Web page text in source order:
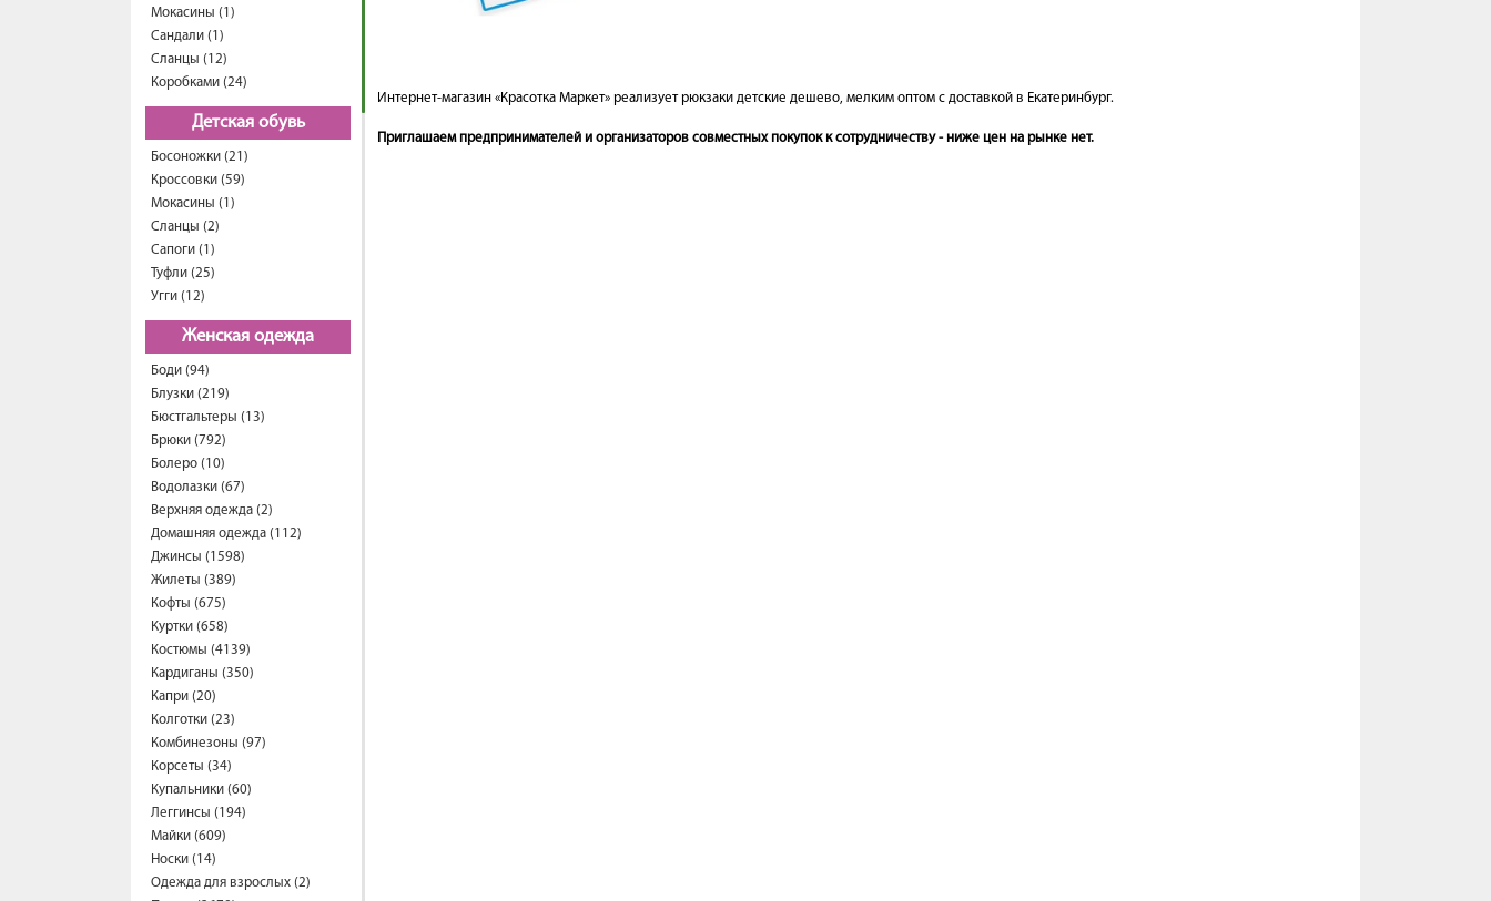
Мокасины (1)
Сандали (1)
Сланцы (12)
Коробками (24)
Детская обувь
Босоножки (21)
Кроссовки (59)
Мокасины (1)
Сланцы (2)
Сапоги (1)
Туфли (25)
Угги (12)
Женская одежда
Боди (94)
Блузки (219)
Бюстгальтеры (13)
Брюки (792)
Болеро (10)
Водолазки (67)
Верхняя одежда (2)
Домашняя одежда (112)
Джинсы (1598)
Жилеты (389)
Кофты (675)
Куртки (658)
Костюмы (4139)
Кардиганы (350)
Капри (20)
Колготки (23)
Комбинезоны (97)
Корсеты (34)
Купальники (60)
Леггинсы (194)
Майки (609)
Носки (14)
Одежда для взрослых (2)
Интернет-магазин «Красотка Маркет» реализует рюкзаки детские дешево, мелким оптом с доставкой в Екатеринбург.
Приглашаем предпринимателей и организаторов совместных покупок к сотрудничеству - ниже цен на рынке нет.